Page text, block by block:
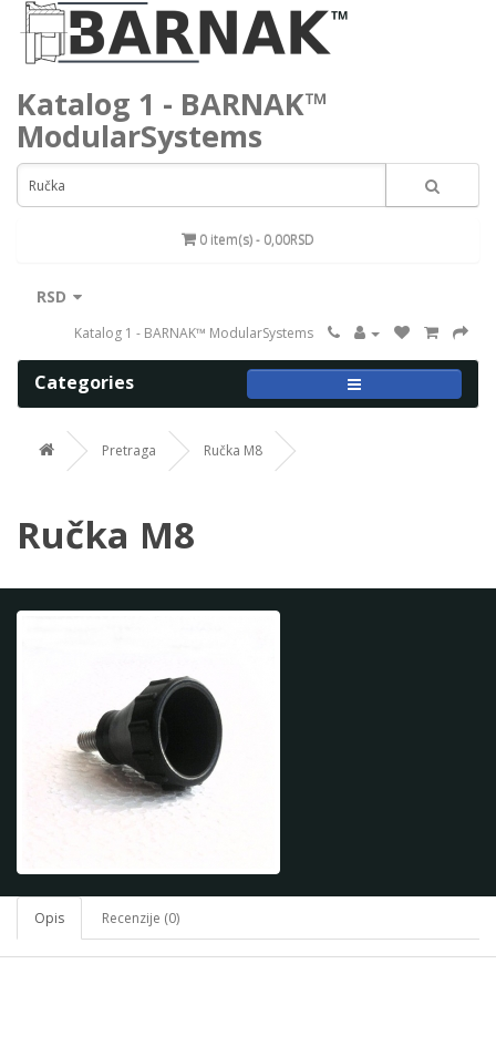
Katalog 1 - BARNAK™
ModularSystems
0 item(s) - 0,00RSD
RSD
Katalog 1 - BARNAK™ ModularSystems
Categories
Pretraga Ručka M8
Ručka M8
Opis Recenzije (0)